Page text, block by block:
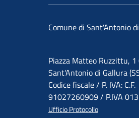
Comune di Sant'Antonio
Piazza Matteo Ruzzittu,
Sant'Antonio di Gallura
Codice fiscale / P. IVA: C.F.
91027260909 / P.IVA
Ufficio Protocollo